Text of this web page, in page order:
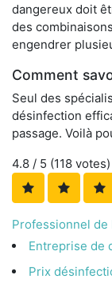
dangereux doit
des
engendrer
Comment
Seul des
désinfection
passage. Voilà
4.8 / 5 (118 votes)
Professionnel de
Entreprise de
Prix